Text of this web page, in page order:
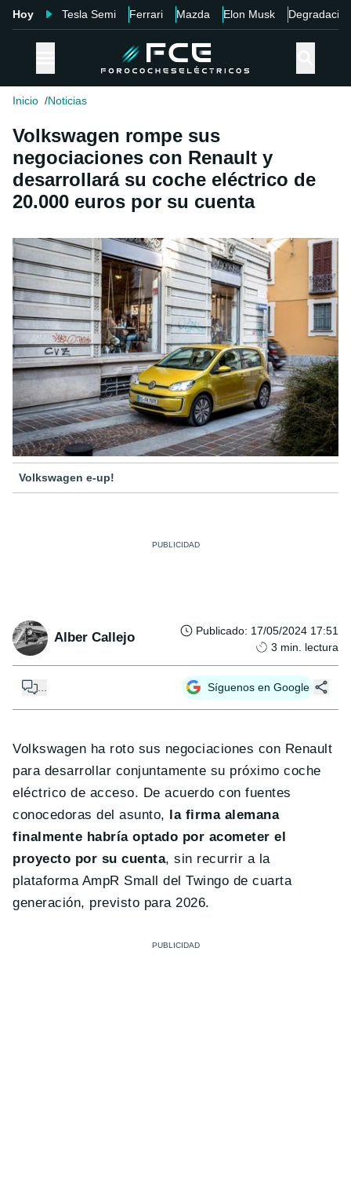
Hoy Tesla Semi Ferrari Mazda Elon Musk Degradación
Inicio Noticias
Volkswagen rompe sus
negociaciones con Renault y
desarrollará su coche eléctrico de
20.000 euros por su cuenta
Volkswagen e-up!
Alber Callejo Publicado: 17/05/2024 17:51
3 min. lectura
Síguenos en Google
Volkswagen ha roto sus negociaciones con Renault
para desarrollar conjuntamente su próximo coche
eléctrico de acceso. De acuerdo con fuentes
conocedoras del asunto, la firma alemana
finalmente habría optado por acometer el
proyecto por su cuenta, sin recurrir a la
plataforma AmpR Small del Twingo de cuarta
generación, previsto para 2026.